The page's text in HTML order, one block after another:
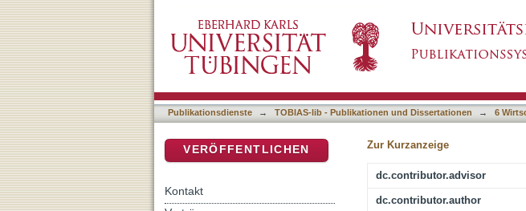
Schulpraxis
Publikationsdienste → TOBIAS-lib - Publikationen und Dissertationen → 6
Zur Kurzanzeige
dc.contributor.advisor
dc.contributor.author
VERÖFFENTLICHEN
Kontakt